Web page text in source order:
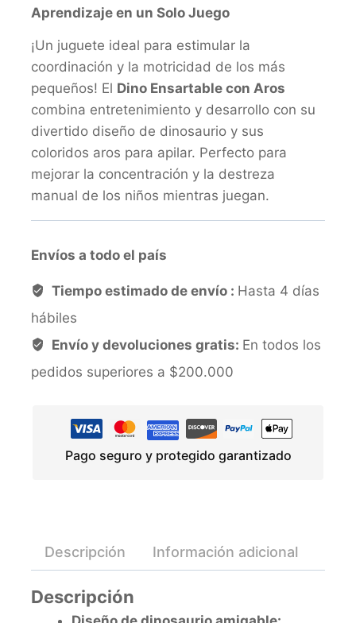
Aprendizaje en un Solo Juego
¡Un juguete ideal para estimular la
coordinación y la motricidad de los más
pequeños! El Dino Ensartable con Aros
combina entretenimiento y desarrollo con su
divertido diseño de dinosaurio y sus
coloridos aros para apilar. Perfecto para
mejorar la concentración y la destreza
manual de los niños mientras juegan.
Envíos a todo el país
Tiempo estimado de envío : Hasta 4 días
hábiles
Envío y devoluciones gratis: En todos los
pedidos superiores a $200.000
Pago seguro y protegido garantizado
Descripción Información adicional
Descripción